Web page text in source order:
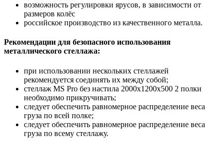
возможность регулировки ярусов, в зависимости от
размеров колёс
российское производство из качественного металла.
Рекомендации для безопасного использования
металлического стеллажа:
при использовании нескольких стеллажей
рекомендуется соединять их между собой;
стеллаж MS Pro без настила 2000х1200x500 2 полки
необходимо прикручивать;
следует обеспечить равномерное распределение веса
груза по всей полке;
следует обеспечить равномерное распределение веса
груза по всему стеллажу.